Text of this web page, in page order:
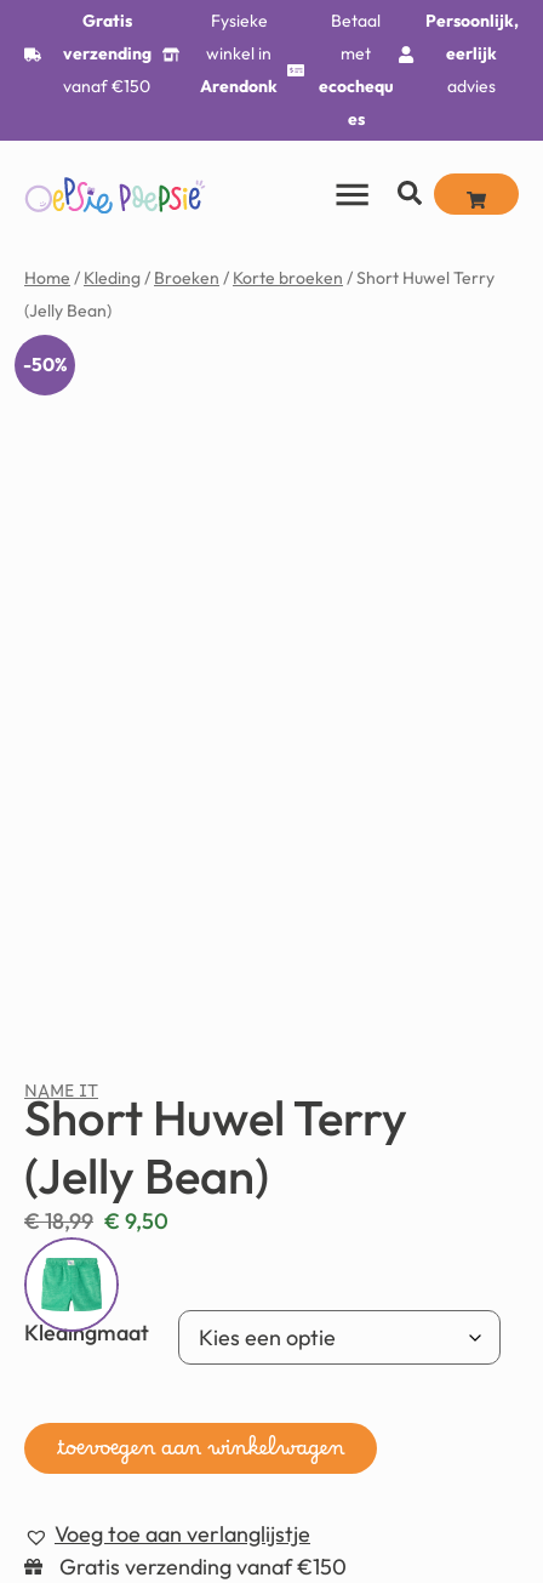
Gratis
verzending
vanaf €150
Fysieke
winkel in
Arendonk
Betaal
met
ecochequ
es
Persoonlijk,
eerlijk
advies
Home / Kleding/ Broeken / Korte broeken / Short Huwel Terry
(Jelly Bean)
-50%
NAME IT
Short Huwel Terry
(Jelly Bean)
€18,99 € 9,50
Kledingmaat
toevoegen aan winkelwagen
Voeg toe aan verlanglijstje
Gratis verzending vanaf €150